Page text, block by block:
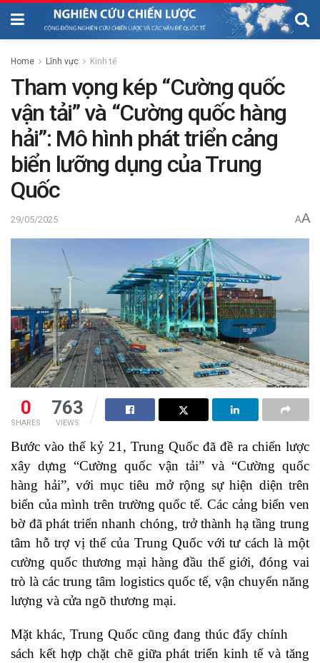
Home Lĩnh vực Kinh tế
Tham vọng kép “Cường quốc
vận tải” và “Cường quốc hàng
hải”: Mô hình phát triển cảng
biển lưỡng dụng của Trung
Quốc
29/05/2025 AA
0
SHARES
763
VIEWS
Bước vào thế kỷ 21, Trung Quốc đã đề ra chiến lược
xây dựng “Cường quốc vận tải” và “Cường quốc
hàng hải”, với mục tiêu mở rộng sự hiện diện trên
biển của mình trên trường quốc tế. Các cảng biển ven
bờ đã phát triển nhanh chóng, trở thành hạ tầng trung
tâm hỗ trợ vị thế của Trung Quốc với tư cách là một
cường quốc thương mại hàng đầu thế giới, đóng vai
trò là các trung tâm logistics quốc tế, vận chuyển năng
lượng và cửa ngõ thương mại.
Mặt khác, Trung Quốc cũng đang thúc đẩy chính
sách kết hợp chặt chẽ giữa phát triển kinh tế và tăng